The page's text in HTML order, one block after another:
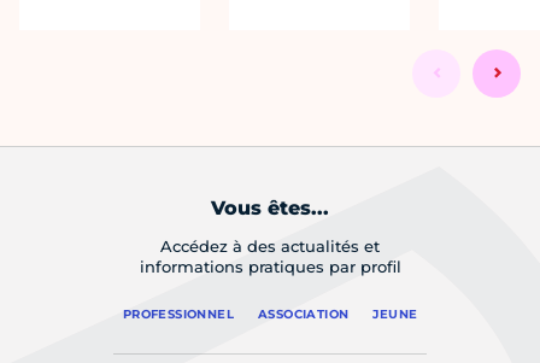
Vous êtes...
Accédez à des actualités et
informations pratiques par profil
PROFESSIONNEL ASSOCIATION JEUNE